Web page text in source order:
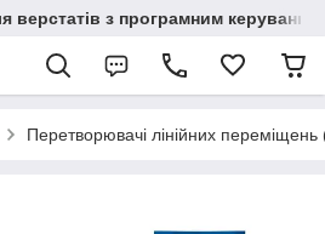
верстатів з програмним
Перетворювачі лінійних переміщень